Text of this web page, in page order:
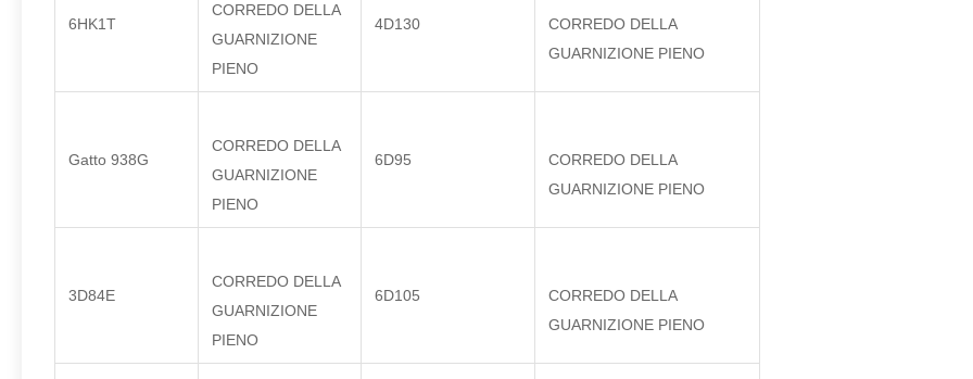
6HK1T
CORREDO DELLA
GUARNIZIONE
PIENO
4D130
CORREDO DELLA
GUARNIZIONE PIENO
Gatto 938G
CORREDO DELLA
GUARNIZIONE
PIENO
6D95
CORREDO DELLA
GUARNIZIONE PIENO
3D84E
CORREDO DELLA
GUARNIZIONE
PIENO
6D105
CORREDO DELLA
GUARNIZIONE PIENO